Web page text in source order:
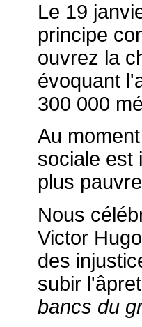
Le 19
principe
ouvrez la
évoquant
300 000
Au
sociale est
plus
Nous
Victor
des
subir
bancs du